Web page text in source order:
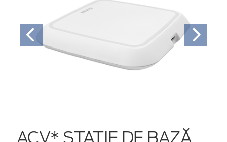
ACV* STAȚIE DE BAZĂ